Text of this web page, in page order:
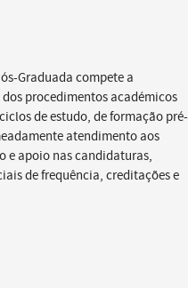
Graduada compete a
procedimentos académicos
de estudo, de formação pré-
atendimento aos
e apoio nas candidaturas,
de frequência, creditações e